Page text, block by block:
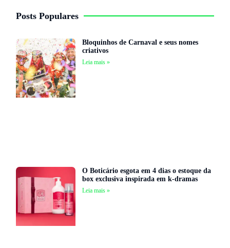
Posts Populares
Bloquinhos de Carnaval e seus nomes
criativos
Leia mais »
O Boticário esgota em 4 dias o estoque da
box exclusiva inspirada em k-dramas
Leia mais »